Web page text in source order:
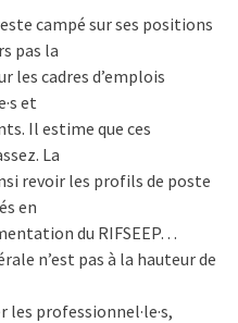
campé sur ses positions
pas la
les cadres d’emplois
et
Il estime que ces
La
revoir les profils de poste
en
du RIFSEEP…
n’est pas à la hauteur de
professionnel·le·s,